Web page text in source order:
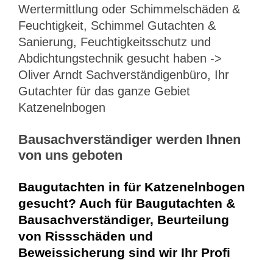
Wertermittlung oder Schimmelschäden &
Feuchtigkeit, Schimmel Gutachten &
Sanierung, Feuchtigkeitsschutz und
Abdichtungstechnik gesucht haben ->
Oliver Arndt Sachverständigenbüro, Ihr
Gutachter für das ganze Gebiet
Katzenelnbogen
Bausachverständiger werden Ihnen
von uns geboten
Baugutachten in für Katzenelnbogen
gesucht? Auch für Baugutachten &
Bausachverständiger, Beurteilung
von Rissschäden und
Beweissicherung sind wir Ihr Profi